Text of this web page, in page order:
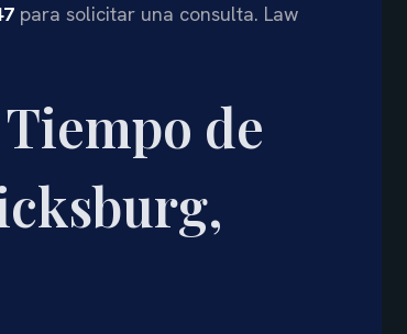
para solicitar una consulta. Law
de